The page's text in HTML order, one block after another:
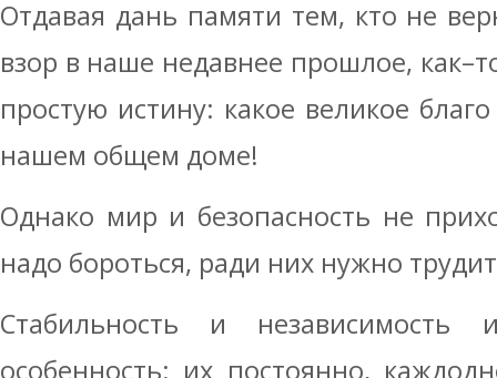
Отдавая дань памяти тем, кто не
взор в наше недавнее прошлое,
простую истину: какое великое
нашем общем доме!
Однако мир и безопасность не
надо бороться, ради них нужно
Стабильность и
особенность: их постоянно,